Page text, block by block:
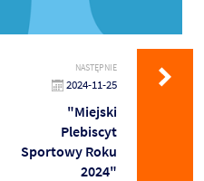
NASTĘPNIE
2024-11-25
"Miejski
Plebiscyt
Sportowy Roku
2024"